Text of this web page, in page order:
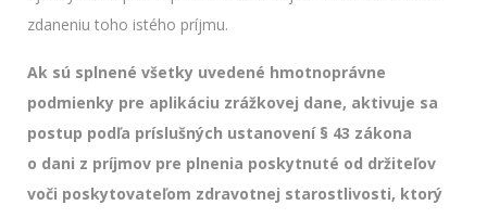
zdaneniu toho istého príjmu.
Ak sú splnené všetky uvedené hmotnoprávne
podmienky pre aplikáciu zrážkovej dane, aktivuje sa
postup podľa príslušných ustanovení § 43 zákona
o dani z príjmov pre plnenia poskytnuté od držiteľov
voči poskytovateľom zdravotnej starostlivosti, ktorý